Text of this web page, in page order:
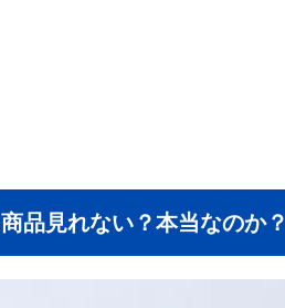
品見れない？本当なのか？